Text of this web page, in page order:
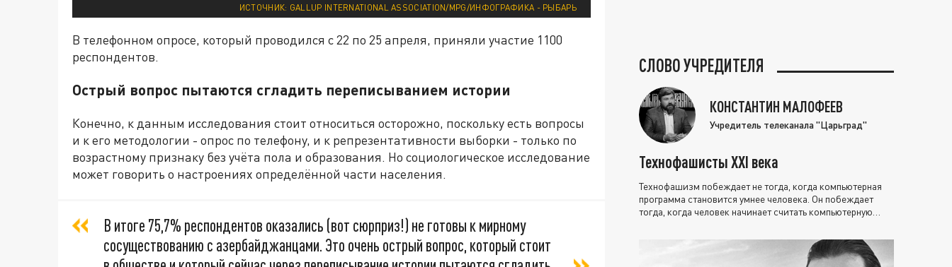
ИСТОЧНИК: GALLUP INTERNATIONAL ASSOCIATION/MPG/ИНФОГРАФИКА - РЫБАРЬ
В телефонном опросе, который проводился с 22 по 25 апреля, приняли участие 1100
респондентов.
Острый вопрос пытаются сгладить переписыванием истории
Конечно, к данным исследования стоит относиться осторожно, поскольку есть вопросы
и к его методологии - опрос по телефону, и к репрезентативности выборки - только по
возрастному признаку без учёта пола и образования. Но социологическое исследование
может говорить о настроениях определённой части населения.
В итоге 75,7% респондентов оказались (вот сюрприз!) не готовы к мирному
сосуществованию с азербайджанцами. Это очень острый вопрос, который стоит
СЛОВО УЧРЕДИТЕЛЯ
КОНСТАНТИН МАЛОФЕЕВ
Учредитель телеканала "Царьград"
Технофашисты XXI века
Технофашизм побеждает не тогда, когда компьютерная
программа становится умнее человека. Он побеждает
тогда, когда человек начинает считать компьютерную